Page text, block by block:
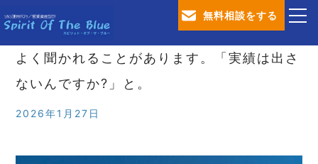
無料相談をする
よく聞かれることがあります。「実績は出さ
ないんですか?」と。
2026年1月27日
TOP